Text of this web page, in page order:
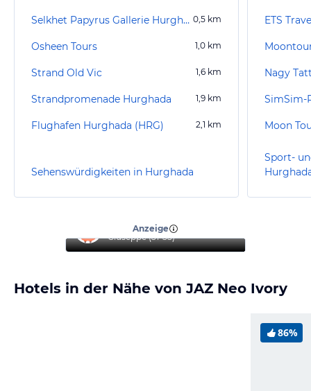
Selkhet Papyrus Gallerie Hurghada 0,5 km
Osheen Tours 1,0 km
Strand Old Vic 1,6 km
Strandpromenade Hurghada 1,9 km
Flughafen Hurghada (HRG) 2,1 km
Sehenswürdigkeiten in Hurghada
ETS
Nagy
SimSim-
Moon
Sport-
Anzeige
Giuseppe (51-55)
Hotels in der Nähe von JAZ Neo Ivory
86%